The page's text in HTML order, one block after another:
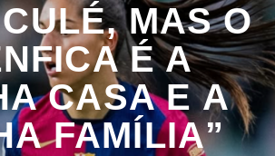
ON FM
LIGA-TE
MAS O
É A
CASA E A
FAMÍLIA”